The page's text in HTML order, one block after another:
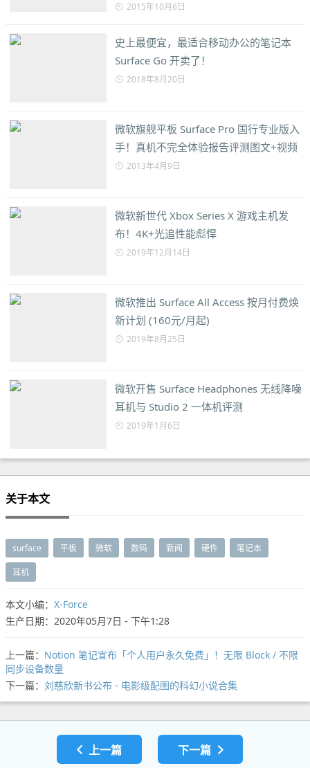
2015年10月6日
史上最便宜，最适合移动办公的笔记本
Surface Go 开卖了！
2018年8月20日
微软旗舰平板 Surface Pro 国行专业版入
手！真机不完全体验报告评测图文+视频
2013年4月9日
微软新世代 Xbox Series X 游戏主机发
布！4K+光追性能彪悍
2019年12月14日
微软推出 Surface All Access 按月付费焕
新计划 (160元/月起)
2019年8月25日
微软开售 Surface Headphones 无线降噪
耳机与 Studio 2 一体机评测
2019年1月6日
关于本文
surface 平板 微软 数码 新闻 硬件 笔记本
耳机
本文小编： X-Force
生产日期：2020年05月7日 - 下午1:28
上一篇： Notion 笔记宣布「个人用户永久免费」！无限 Block / 不限
同步设备数量
下一篇： 刘慈欣新书公布 - 电影级配图的科幻小说合集
上一篇 下一篇